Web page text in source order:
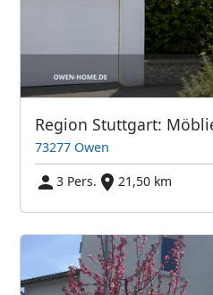
73277 Owen
3 Pers.
21,50 km